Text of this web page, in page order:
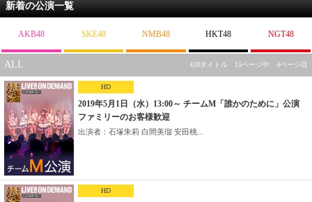
新着の公演一覧
AKB48 SKE48 NMB48 HKT48 NGT48
ALL 428タイトル 15ページ中 4ページ目
HD
2019年5月1日（水）13:00～ チームM「誰かのために」公演
ファミリーのお客様歓迎
出演者：石塚朱莉 白間美瑠 安田桃...
HD